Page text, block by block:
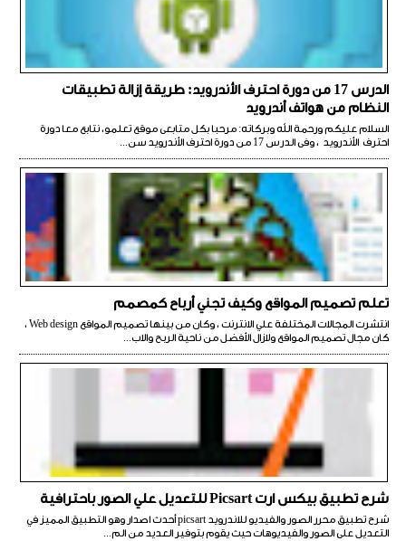
الدرس 17 من دورة احترف الأندرويد: طريقة إزالة تطبيقات
النظام من هواتف أندرويد
السلام عليكم ورحمة الله وبركاته: مرحبا بكل متابعى موقع تعلمو، نتابع معا دورة
احترف الأندرويد ، وفى الدرس 17 من دورة احترف الأندرويد سن...
تعلم تصميم المواقع وكيف تجني أرباح كمصمم
انتشرت المجالات المختلفة علي الانترنت ، وكان من بينها تصميم المواقع Web design ،
كان مجال تصميم المواقع ولازال الأفضل من ناحية الربح والاب...
شرح تطبيق بيكس ارت Picsart للتعديل علي الصور باحترافية
شرح تطبيق محرر الصور والفيديو للاندرويد picsart أحدث اصدار وهو التطبيق المميز في
التعديل على الصور والفيديوهات حيث يقوم بتوفير العديد من الم...